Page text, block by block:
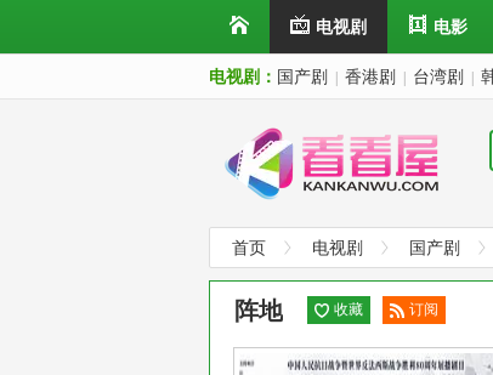
电视剧 电影
电视剧： 国产剧 香港剧 台湾剧
首页 电视剧 国产剧
阵地 收藏
订阅
阅